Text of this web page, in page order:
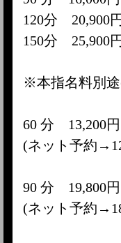
120分 20,900
150分 25,900
※本指名料別
60 分 13,200円
(ネット予約
90 分 19,800円
(ネット予約